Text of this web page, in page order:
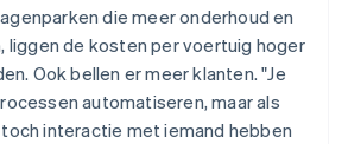
die meer onderhoud en
liggen de kosten per voertuig hoger
Ook bellen er meer klanten. "Je
automatiseren, maar als
interactie met iemand hebben